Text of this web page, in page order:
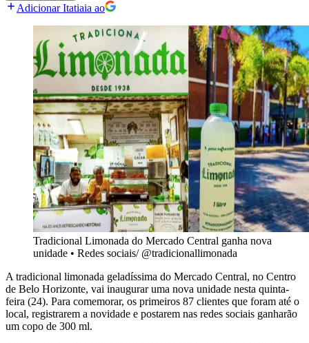
Adicionar Itatiaia ao
Tradicional Limonada do Mercado Central ganha nova
unidade • Redes sociais/ @tradicionallimonada
A tradicional limonada geladíssima do Mercado Central, no Centro
de Belo Horizonte, vai inaugurar uma nova unidade nesta quinta-
feira (24). Para comemorar, os primeiros 87 clientes que foram até o
local, registrarem a novidade e postarem nas redes sociais ganharão
um copo de 300 ml.